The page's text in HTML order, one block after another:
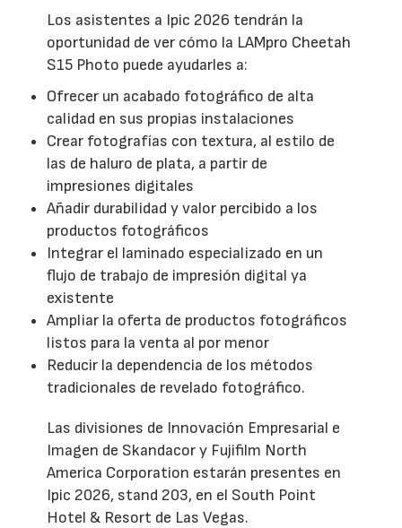
Los asistentes a Ipic 2026 tendrán la
oportunidad de ver cómo la LAMpro Cheetah
S15 Photo puede ayudarles a:
Ofrecer un acabado fotográfico de alta
calidad en sus propias instalaciones
Crear fotografías con textura, al estilo de
las de haluro de plata, a partir de
impresiones digitales
Añadir durabilidad y valor percibido a los
productos fotográficos
Integrar el laminado especializado en un
flujo de trabajo de impresión digital ya
existente
Ampliar la oferta de productos fotográficos
listos para la venta al por menor
Reducir la dependencia de los métodos
tradicionales de revelado fotográfico.
Las divisiones de Innovación Empresarial e
Imagen de Skandacor y Fujifilm North
America Corporation estarán presentes en
Ipic 2026, stand 203, en el South Point
Hotel & Resort de Las Vegas.